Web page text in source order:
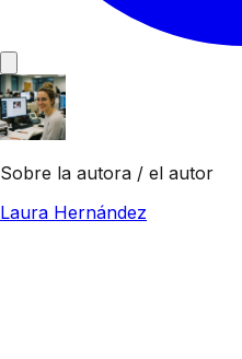
Sobre la autora / el autor
Laura Hernández